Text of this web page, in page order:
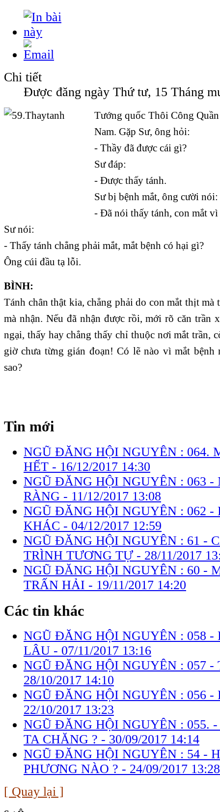
Chi tiết
Được đăng ngày Thứ tư, 15 Tháng
Tướng quốc Thôi Công
Nam. Gặp Sư, ông hỏi:
- Thầy đã được cái gì?
Sư đáp:
- Được thấy tánh.
Sư bị bệnh mắt, ông cười nói:
- Đã nói thấy tánh, con mắt vì
Sư nói:
- Thấy tánh chẳng phải mắt, mắt bệnh có hại gì?
Ông cúi đầu tạ lỗi.
BÌNH:
Tánh chân thật kia, chẳng phải do con mắt thịt
mà nhận. Nếu đã nhận được rồi, mới rõ căn trần
ngại, thấy hay chẳng thấy chỉ thuộc nơi mắt trần,
giờ chưa từng gián đoạn! Có lẽ nào vì mắt bệnh
sao?
Tin mới
NGŨ ĐĂNG HỘI NGUYÊN : 064.
HẾT - 16/12/2017 14:30
NGŨ ĐĂNG HỘI NGUYÊN : 063 -
RÀNG - 11/12/2017 13:08
NGŨ ĐĂNG HỘI NGUYÊN : 062
KHÁC - 04/12/2017 12:59
NGŨ ĐĂNG HỘI NGUYÊN : 61 -
TRÌNH TƯƠNG TỰ - 28/11/2017
NGŨ ĐĂNG HỘI NGUYÊN : 60 -
TRẤN HẢI - 19/11/2017 14:20
Các tin khác
NGŨ ĐĂNG HỘI NGUYÊN : 058
LÂU - 07/11/2017 13:16
NGŨ ĐĂNG HỘI NGUYÊN : 057
28/10/2017 14:10
NGŨ ĐĂNG HỘI NGUYÊN : 056 -
22/10/2017 13:23
NGŨ ĐĂNG HỘI NGUYÊN : 055.
TA CHĂNG ? - 30/09/2017 14:14
NGŨ ĐĂNG HỘI NGUYÊN : 54 -
PHƯƠNG NÀO ? - 24/09/2017 13:28
[ Quay lại ]